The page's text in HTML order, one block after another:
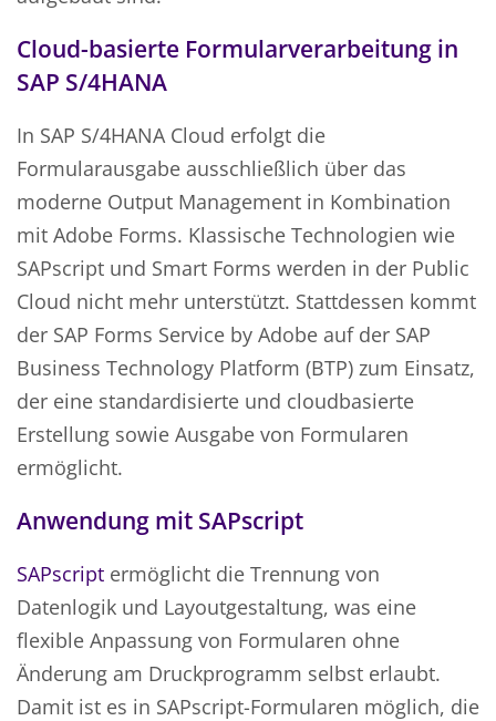
Cloud-basierte Formularverarbeitung in
SAP S/4HANA
In SAP S/4HANA Cloud erfolgt die
Formularausgabe ausschließlich über das
moderne Output Management in Kombination
mit Adobe Forms. Klassische Technologien wie
SAPscript und Smart Forms werden in der Public
Cloud nicht mehr unterstützt. Stattdessen kommt
der SAP Forms Service by Adobe auf der SAP
Business Technology Platform (BTP) zum Einsatz,
der eine standardisierte und cloudbasierte
Erstellung sowie Ausgabe von Formularen
ermöglicht.
Anwendung mit SAPscript
SAPscript ermöglicht die Trennung von
Datenlogik und Layoutgestaltung, was eine
flexible Anpassung von Formularen ohne
Änderung am Druckprogramm selbst erlaubt.
Damit ist es in SAPscript-Formularen möglich, die